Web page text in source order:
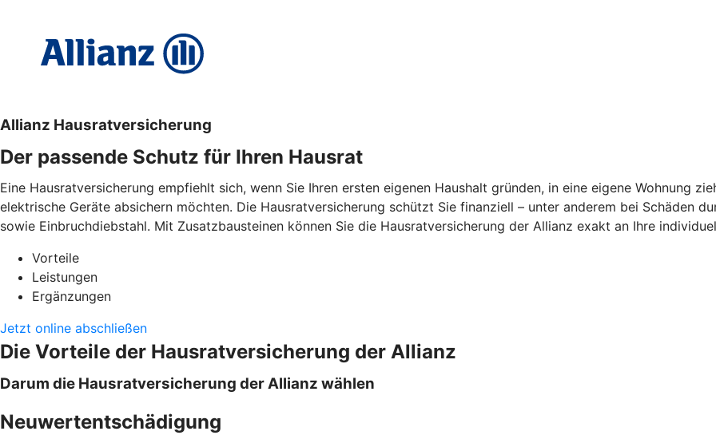
Allianz Hausratversicherung
Der passende Schutz für Ihren Hausrat
Eine Hausratversicherung empfiehlt sich, wenn Sie Ihren ersten eigenen Haushalt gründen, in eine eigene Wohnung
elektrische Geräte absichern möchten. Die Hausratversicherung schützt Sie finanziell – unter anderem bei Schäden
sowie Einbruchdiebstahl. Mit Zusatzbausteinen können Sie die Hausratversicherung der Allianz exakt an Ihre
Vorteile
Leistungen
Ergänzungen
Jetzt online abschließen
Die Vorteile der Hausratversicherung der Allianz
Darum die Hausratversicherung der Allianz wählen
Neuwertentschädigung